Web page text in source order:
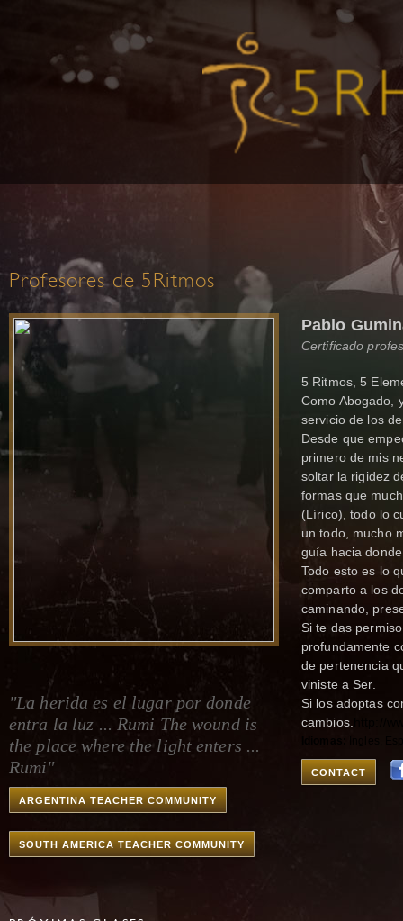
Profesores de 5Ritmos
"La herida es el lugar por donde
entra la luz ... Rumi The wound is
the place where the light enters ...
Rumi"
ARGENTINA TEACHER COMMUNITY
SOUTH AMERICA TEACHER COMMUNITY
Pablo
Certificado
5 Ritmos, 5
Como Abogado,
servicio de los
Desde que
primero de mis
soltar la rigidez
formas que
(Lírico), todo lo
un todo, mucho
guía hacia
Todo esto es lo
comparto a los
caminando,
Si te das
profundamente
de pertenencia
viniste a Ser.
Si los adoptas
cambios.
CONTACT